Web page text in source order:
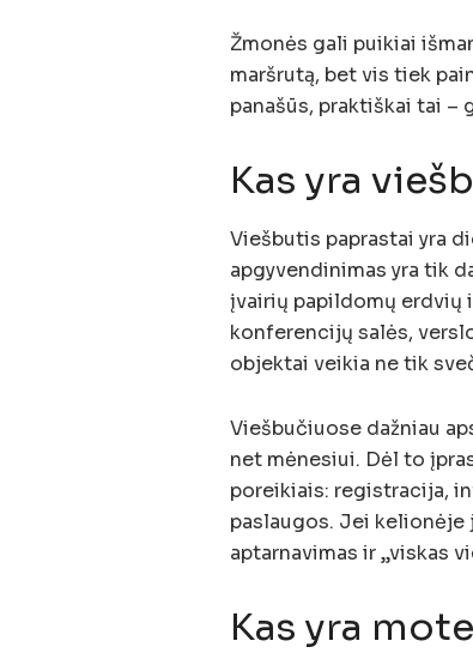
Žmonės gali puikiai
maršrutą, bet vis tiek
panašūs, praktiškai tai
Kas yra
Viešbutis paprastai yra
apgyvendinimas yra tik
įvairių papildomų erdvių
konferencijų salės,
objektai veikia ne tik
Viešbučiuose dažniau
net mėnesiui. Dėl to
poreikiais: registracija,
paslaugos. Jei kelionėje
aptarnavimas ir „viskas
Kas yra